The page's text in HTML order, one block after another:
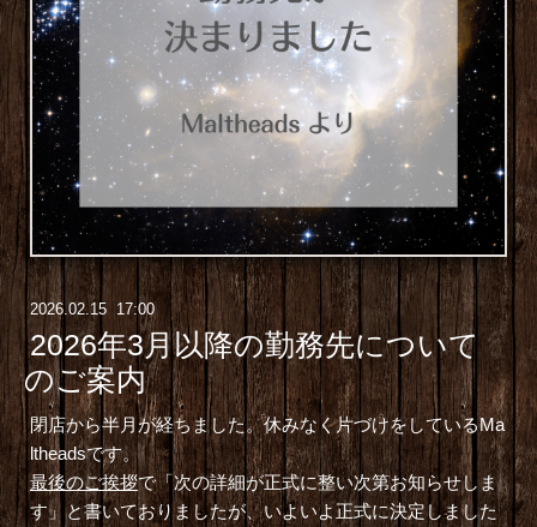
2026. 02. 15 17:00
2026年3月以降の勤務先について
のご案内
閉店から半月が経ちました。休みなく片づけをしているMa
ltheadsです。
最後のご挨拶で「次の詳細が正式に整い次第お知らせしま
す」と書いておりましたが、いよいよ正式に決定しました